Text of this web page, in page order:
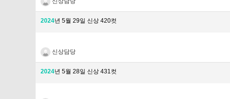
2024년 5월 29일 신상 420컷
신상담당
2024년 5월 28일 신상 431컷